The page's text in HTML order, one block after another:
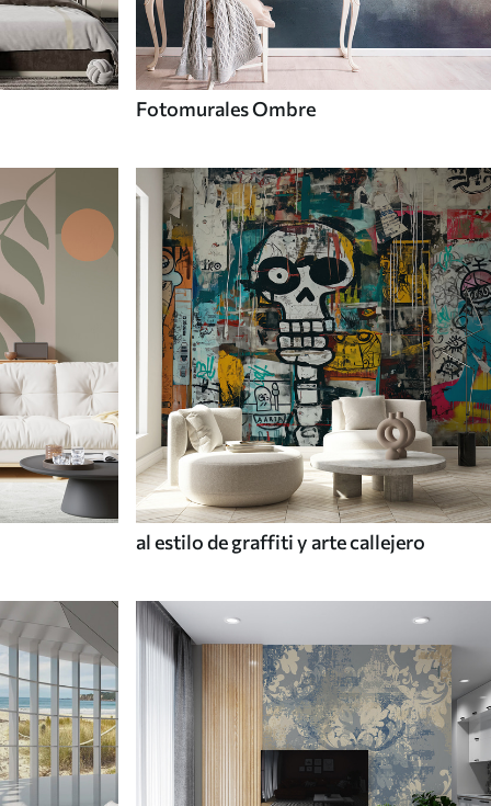
Fotomurales Ombre
al estilo de graffiti y arte callejero